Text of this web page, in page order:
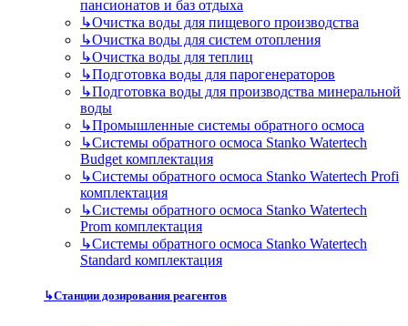
пансионатов и баз отдыха
↳Очистка воды для пищевого производства
↳Очистка воды для систем отопления
↳Очистка воды для теплиц
↳Подготовка воды для парогенераторов
↳Подготовка воды для производства минеральной
воды
↳Промышленные системы обратного осмоса
↳Системы обратного осмоса Stanko Watertech
Budget комплектация
↳Системы обратного осмоса Stanko Watertech Profi
комплектация
↳Системы обратного осмоса Stanko Watertech
Prom комплектация
↳Системы обратного осмоса Stanko Watertech
Standard комплектация
↳Станции дозирования реагентов